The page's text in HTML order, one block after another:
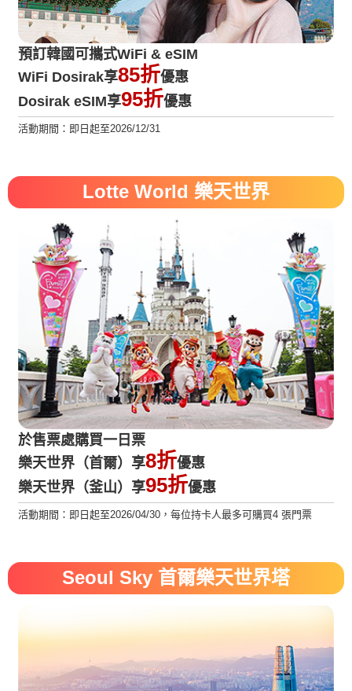
預訂韓國可攜式WiFi & eSIM
WiFi Dosirak享85折優惠
Dosirak eSIM享95折優惠
活動期間：即日起至2026/12/31
Lotte World 樂天世界
於售票處購買一日票
樂天世界（首爾）享8折優惠
樂天世界（釜山）享95折優惠
活動期間：即日起至2026/04/30，每位持卡人最多可購買4 張門票
Seoul Sky 首爾樂天世界塔